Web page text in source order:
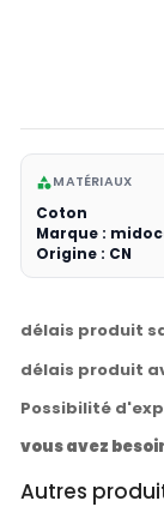
categoryMATÉRIAUX
Coton
Marque :
Origine : CN
délais produit
délais produit
Possibilité
vous avez
Autres